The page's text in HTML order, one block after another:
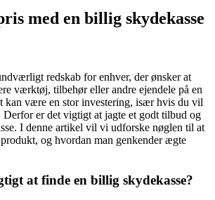
med en billig skydekasse
redskab for enhver, der ønsker at
værktøj, tilbehør eller andre ejendele på en
kan være en stor investering, især hvis du vil
er det vigtigt at jagte et godt tilbud og
I denne artikel vil vi udforske nøglen til at
og hvordan man genkender ægte
at finde en billig skydekasse?